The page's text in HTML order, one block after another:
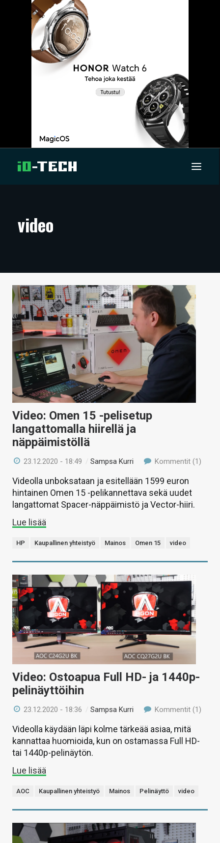
ARTIKKELIT
TECHBBS
TIETOA
HINTA.FI
KAUPPA
VAIHDA TEEMA
video
Video: Omen 15 -pelisetup
langattomalla hiirellä ja
näppäimistöllä
23.12.2020 - 18:49 /Sampsa Kurri Kommentit (1)
Videolla unboksataan ja esitellään 1599 euron
hintainen Omen 15 -pelikannettava sekä uudet
langattomat Spacer-näppäimistö ja Vector-hiiri.
Lue lisää
HP Kaupallinen yhteistyö Mainos Omen 15 video
Video: Ostoapua Full HD- ja 1440p-
pelinäyttöihin
23.12.2020 - 18:36 /Sampsa Kurri Kommentit (1)
Videolla käydään läpi kolme tärkeää asiaa, mitä
kannattaa huomioida, kun on ostamassa Full HD-
tai 1440p-pelinäytön.
Lue lisää
AOC Kaupallinen yhteistyö Mainos Pelinäyttö video